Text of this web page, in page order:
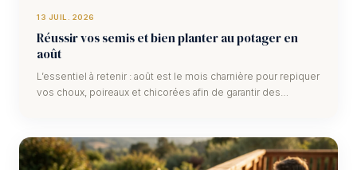
13 JUIL. 2026
Réussir vos semis et bien planter au potager en
août
L’essentiel à retenir : août est le mois charnière pour repiquer
vos choux, poireaux et chicorées afin de garantir des